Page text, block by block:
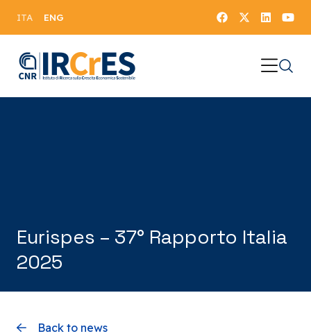
ITA ENG
Eurispes – 37° Rapporto Italia
2025
Back to news